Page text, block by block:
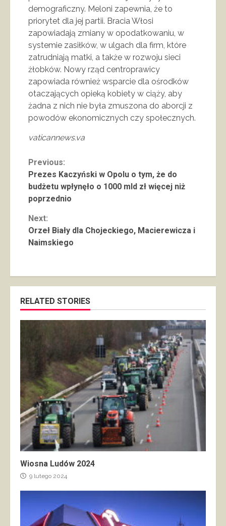
demograficzny. Meloni zapewnia, że to
priorytet dla jej partii. Bracia Włosi
zapowiadają zmiany w opodatkowaniu, w
systemie zasiłków, w ulgach dla firm, które
zatrudniają matki, a także w rozwoju sieci
żłobków. Nowy rząd centroprawicy
zapowiada również wsparcie dla ośrodków
otaczających opieką kobiety w ciąży, aby
żadna z nich nie była zmuszona do aborcji z
powodów ekonomicznych czy społecznych.
vaticannews.va
Continue
Reading
Previous:
Prezes Kaczyński w Opolu o tym, że do
budżetu wpłynęło o 1000 mld zł więcej niż
poprzednio
Next:
Orzeł Biały dla Chojeckiego, Macierewicza i
Naimskiego
RELATED STORIES
Wiosna Ludów 2024
9 lutego 2024